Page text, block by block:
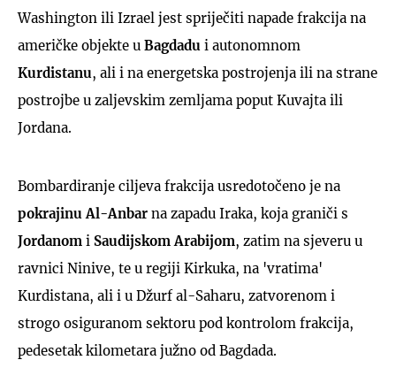
Washington ili Izrael jest spriječiti napade frakcija na
američke objekte u Bagdadu i autonomnom
Kurdistanu, ali i na energetska postrojenja ili na strane
postrojbe u zaljevskim zemljama poput Kuvajta ili
Jordana.
Bombardiranje ciljeva frakcija usredotočeno je na
pokrajinu Al-Anbar na zapadu Iraka, koja graniči s
Jordanom i Saudijskom Arabijom, zatim na sjeveru u
ravnici Ninive, te u regiji Kirkuka, na 'vratima'
Kurdistana, ali i u Džurf al-Saharu, zatvorenom i
strogo osiguranom sektoru pod kontrolom frakcija,
pedesetak kilometara južno od Bagdada.